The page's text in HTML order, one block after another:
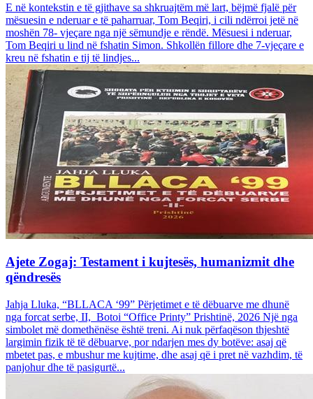
E në kontekstin e të gjithave sa shkruajtëm më lart, bëjmë fjalë për
mësuesin e nderuar e të paharruar, Tom Beqiri, i cili ndërroi jetë në
moshën 78- vjeçare nga një sëmundje e rëndë. Mësuesi i nderuar,
Tom Beqiri u lind në fshatin Simon. Shkollën fillore dhe 7-vjeçare e
kreu në fshatin e tij të lindjes...
Ajete Zogaj: Testament i kujtesës, humanizmit dhe
qëndresës
Jahja Lluka, “BLLACA ‘99” Përjetimet e të dëbuarve me dhunë
nga forcat serbe, II, Botoi “Office Printy” Prishtinë, 2026 Një nga
simbolet më domethënëse është treni. Ai nuk përfaqëson thjeshtë
largimin fizik të të dëbuarve, por ndarjen mes dy botëve: asaj që
mbetet pas, e mbushur me kujtime, dhe asaj që i pret në vazhdim, të
panjohur dhe të pasigurtë...